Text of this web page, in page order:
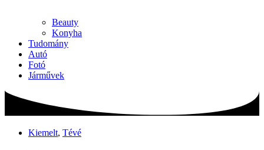
Beauty
Konyha
Tudomány
Autó
Fotó
Járművek
Kiemelt, Tévé